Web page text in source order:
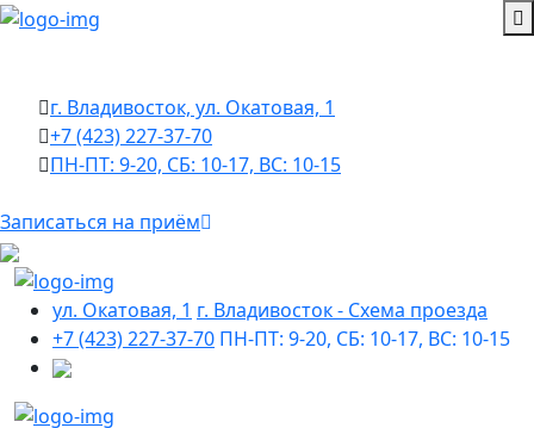
г. Владивосток, ул. Окатовая, 1
+7 (423) 227-37-70
ПН-ПТ: 9-20, СБ: 10-17, ВС: 10-15
Записаться на приём
ул. Окатовая, 1 г. Владивосток - Cхема проезда
+7 (423) 227-37-70 ПН-ПТ: 9-20, СБ: 10-17, ВС: 10-15